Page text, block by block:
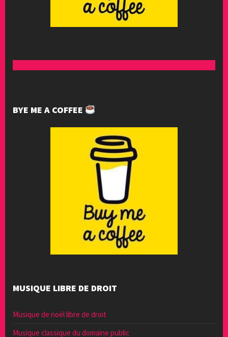
BYE ME A COFFEE
MUSIQUE LIBRE DE DROIT
Musique de noël libre de droit
Musique classique du domaine public